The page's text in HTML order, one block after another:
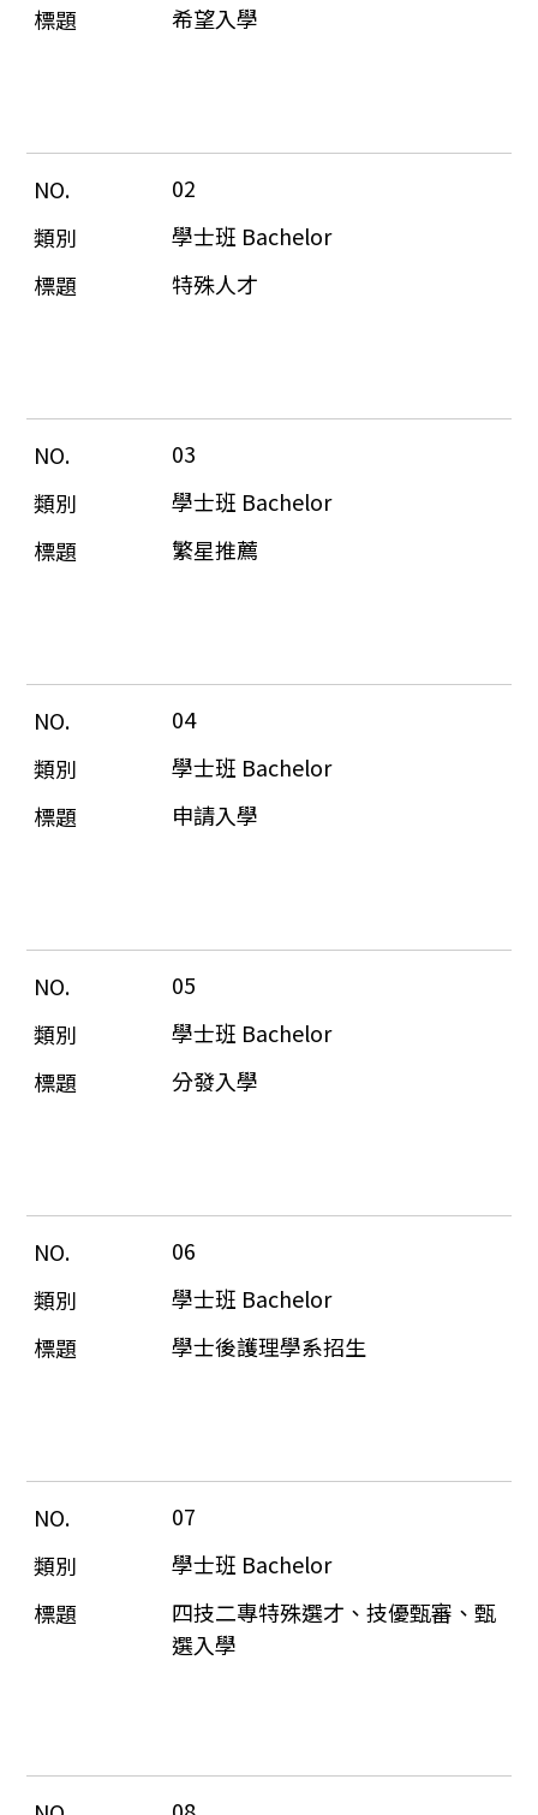
希望入學
02
學士班 Bachelor
特殊人才
03
學士班 Bachelor
繁星推薦
04
學士班 Bachelor
申請入學
05
學士班 Bachelor
分發入學
06
學士班 Bachelor
學士後護理學系招生
07
學士班 Bachelor
四技二專特殊選才、技優甄審、甄
選入學